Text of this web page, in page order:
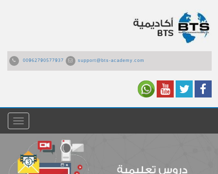
00962790577937 support@bts-academy.com
القائمة